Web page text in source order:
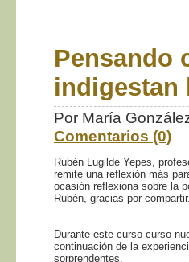
Pensando
indigestan
Por María
Comentarios (0)
Rubén Lugilde Yepes,
remite una reflexión más
ocasión reflexiona sobre la
Rubén, gracias por compartir.
Durante este curso curso
continuación de la
sorprendentes.